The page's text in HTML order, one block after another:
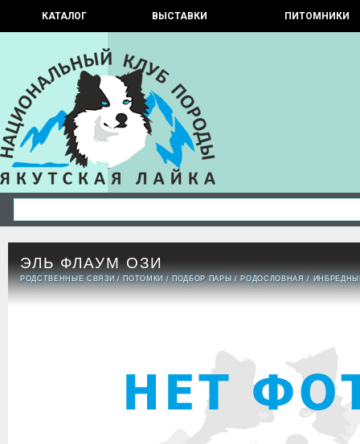
КАТАЛОГ ВЫСТАВКИ ПИТОМНИКИ
ЭЛЬ ФЛАУМ ОЗИ
РОДСТВЕННЫЕ СВЯЗИ /ПОТОМКИ /ПОДБОР ПАРЫ /РОДОСЛОВНАЯ /